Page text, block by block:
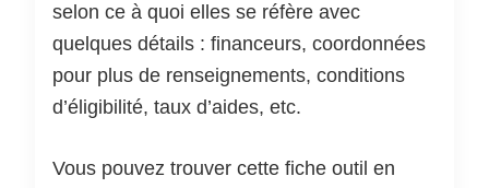
selon ce à quoi elles se réfère avec
quelques détails : financeurs, coordonnées
pour plus de renseignements, conditions
d’éligibilité, taux d’aides, etc.
Vous pouvez trouver cette fiche outil en